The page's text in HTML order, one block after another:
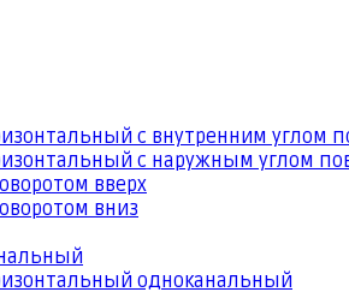
с внутренним углом
с наружным углом
вверх
вниз
одноканальный